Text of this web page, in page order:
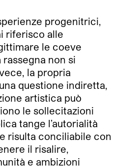
progenitrici,
riferisco alle
le coeve
non si
la propria
questione indiretta,
artistica può
le sollecitazioni
tange l’autorialità
risulta conciliabile con
il risalire,
e ambizioni